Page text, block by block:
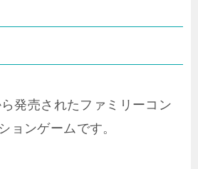
発売されたファミリーコン
ョンゲームです。